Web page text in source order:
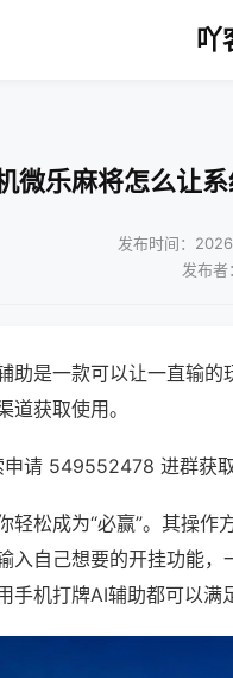
吖
微乐麻将怎么让
发布时间：
发布者
助是一款可以让一直输
道获取使用。
申请 549552478 进群获
轻松成为“必赢”。其操
入自己想要的开挂功能
手机打牌AI辅助都可以满